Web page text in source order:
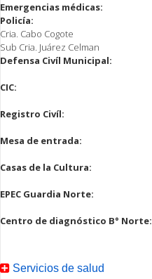
Emergencias médicas:
Policía:
Cria. Cabo Cogote
Sub Cria. Juárez Celman
Defensa Civíl Municipal:
CIC:
Registro Civíl:
Mesa de entrada:
Casas de la Cultura:
EPEC Guardia Norte:
Centro de diagnóstico B° Norte:
Servicios de salud